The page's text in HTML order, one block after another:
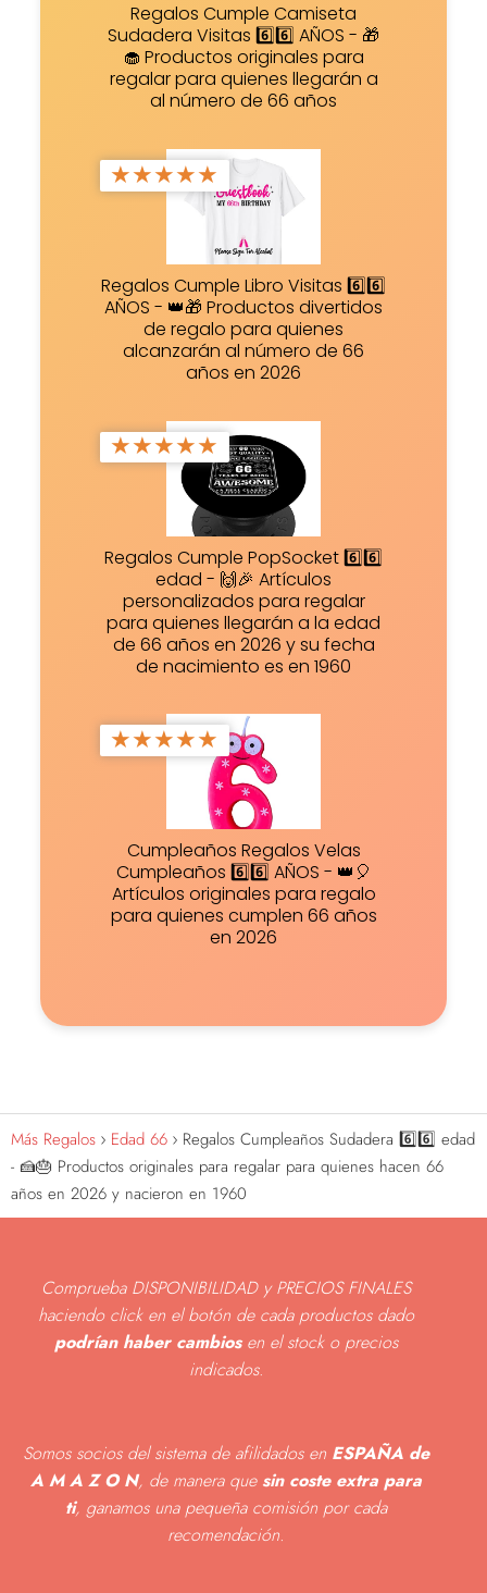
Regalos Cumple Camiseta
Sudadera Visitas 6️⃣6️⃣ AÑOS - 🎁
🧁 Productos originales para
regalar para quienes llegarán a
al número de 66 años
★★★★★
Regalos Cumple Libro Visitas 6️⃣6️⃣
AÑOS - 👑🎁 Productos divertidos
de regalo para quienes
alcanzarán al número de 66
años en 2026
★★★★★
Regalos Cumple PopSocket 6️⃣6️⃣
edad - 🙌🎉 Artículos
personalizados para regalar
para quienes llegarán a la edad
de 66 años en 2026 y su fecha
de nacimiento es en 1960
★★★★★
Cumpleaños Regalos Velas
Cumpleaños 6️⃣6️⃣ AÑOS - 👑🎈
Artículos originales para regalo
para quienes cumplen 66 años
en 2026
Más Regalos Edad 66
Regalos Cumpleaños Sudadera 6️⃣6️⃣ edad
- 🍰🎂 Productos originales para regalar para quienes hacen 66
años en 2026 y nacieron en 1960
Comprueba DISPONIBILIDAD y PRECIOS FINALES
haciendo click en el botón de cada productos dado
podrían haber cambiosen el stock o precios
indicados.
Somos socios del sistema de afilidados en ESPAÑA de
A M A Z O N, de manera que sin coste extra para
ti, ganamos una pequeña comisión por cada
recomendación.